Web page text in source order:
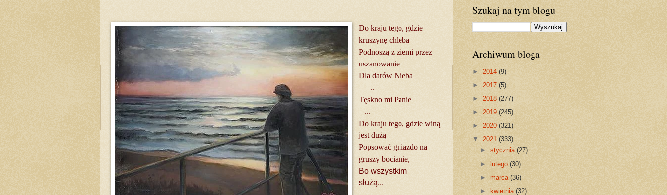
Do kraju tego, gdzie
kruszynę chleba
Podnoszą z ziemi przez
uszanowanie
Dla darów Nieba
..
Tęskno mi Panie
...
Do kraju tego, gdzie winą
jest dużą
Popsować gniazdo na
gruszy bocianie,
Bo wszystkim
służą...
Szukaj na tym blogu
Archiwum bloga
► 2014 (9)
► 2017 (5)
► 2018 (277)
► 2019 (245)
► 2020 (321)
▼ 2021 (333)
►stycznia(27)
► lutego(30)
►marca(36)
►
kwietnia(32)